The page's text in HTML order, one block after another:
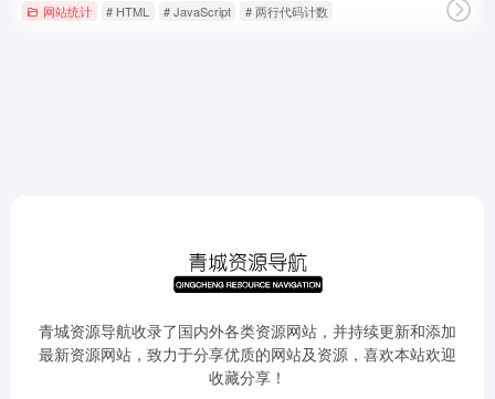
网站统计 # HTML # JavaScript # 两行代码计数
青城资源导航收录了国内外各类资源网站，并持续更新和添加
最新资源网站，致力于分享优质的网站及资源，喜欢本站欢迎
收藏分享！